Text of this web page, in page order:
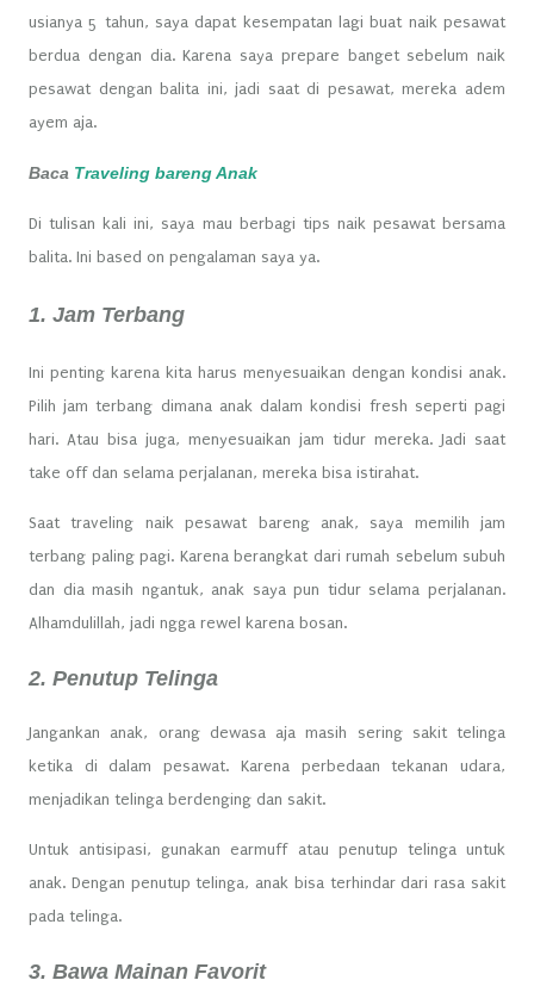
usianya 5 tahun, saya dapat kesempatan lagi buat naik pesawat
berdua dengan dia. Karena saya prepare banget sebelum naik
pesawat dengan balita ini, jadi saat di pesawat, mereka adem
ayem aja.
Baca Traveling bareng Anak
Di tulisan kali ini, saya mau berbagi tips naik pesawat bersama
balita. Ini based on pengalaman saya ya.
1. Jam Terbang
Ini penting karena kita harus menyesuaikan dengan kondisi anak.
Pilih jam terbang dimana anak dalam kondisi fresh seperti pagi
hari. Atau bisa juga, menyesuaikan jam tidur mereka. Jadi saat
take off dan selama perjalanan, mereka bisa istirahat.
Saat traveling naik pesawat bareng anak, saya memilih jam
terbang paling pagi. Karena berangkat dari rumah sebelum subuh
dan dia masih ngantuk, anak saya pun tidur selama perjalanan.
Alhamdulillah, jadi ngga rewel karena bosan.
2. Penutup Telinga
Jangankan anak, orang dewasa aja masih sering sakit telinga
ketika di dalam pesawat. Karena perbedaan tekanan udara,
menjadikan telinga berdenging dan sakit.
Untuk antisipasi, gunakan earmuff atau penutup telinga untuk
anak. Dengan penutup telinga, anak bisa terhindar dari rasa sakit
pada telinga.
3. Bawa Mainan Favorit